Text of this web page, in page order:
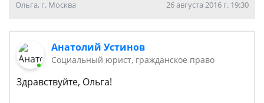
Ольга, г. Москва 26 августа 2016 г. 19:30
Анатолий Устинов
Социальный юрист, гражданское право
Здравствуйте, Ольга!